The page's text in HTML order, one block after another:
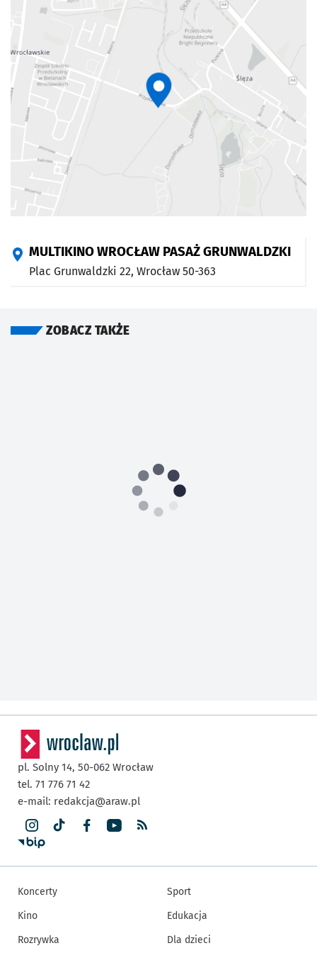
Bros. Pictures, wyłącznie w kinach i kinach IMAX®, od 8
maja 2026 roku w Ameryce Północnej i od 6 maja 2026 w
pozostałych częściach globu.
MULTIKINO WROCŁAW PASAŻ GRUNWALDZKI
Plac Grunwaldzki 22, Wrocław 50-363
ZOBACZ TAKŻE
pl. Solny 14, 50-062 Wrocław
tel. 71 776 71 42
e-mail: redakcja@araw.pl
Koncerty
Kino
Rozrywka
Sport
Edukacja
Dla dzieci